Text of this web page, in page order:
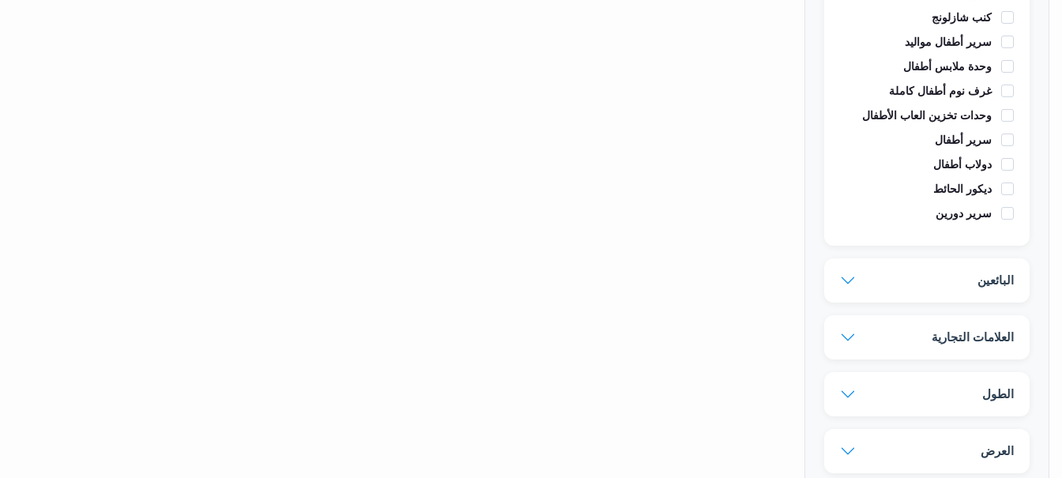
كنب شازلونج
سرير أطفال مواليد
وحدة ملابس أطفال
غرف نوم أطفال كاملة
وحدات تخزين العاب الأطفال
سرير أطفال
دولاب أطفال
ديكور الحائط
سرير دورين
البائعين
العلامات التجارية
الطول
العرض